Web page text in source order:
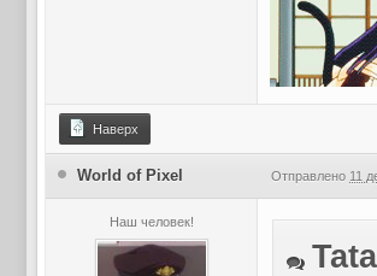
Наверх
World of Pixel Отправлено 11
Наш человек!